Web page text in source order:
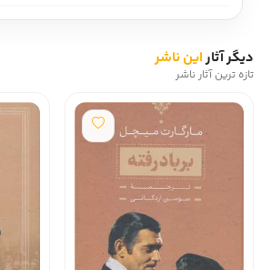
دیگر آثاراین ناشر
تازه ترین آثار ناشر